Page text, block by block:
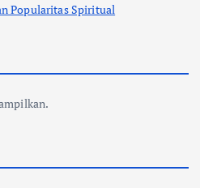
Popularitas Spiritual